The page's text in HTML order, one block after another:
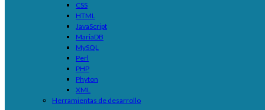
CSS
HTML
JavaScript
MariaDB
MySQL
Perl
PHP
Phyton
XML
Herramientas de desarrollo